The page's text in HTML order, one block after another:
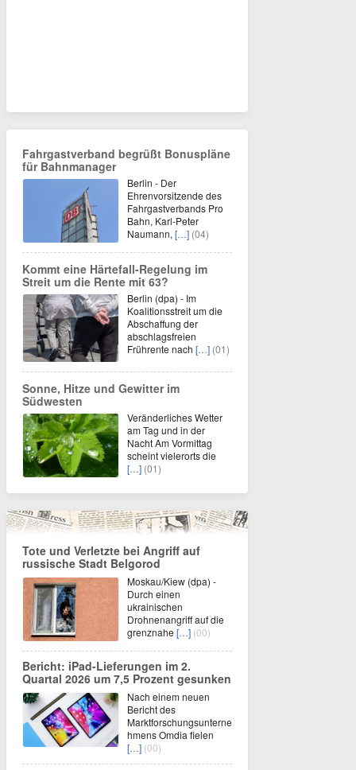
Fahrgastverband begrüßt Bonuspläne
für Bahnmanager
Berlin - Der
Ehrenvorsitzende des
Fahrgastverbands Pro
Bahn, Karl-Peter
Naumann, […] (04)
Kommt eine Härtefall-Regelung im
Streit um die Rente mit 63?
Berlin (dpa) - Im
Koalitionsstreit um die
Abschaffung der
abschlagsfreien
Frührente nach […] (01)
Sonne, Hitze und Gewitter im
Südwesten
Veränderliches Wetter
am Tag und in der
Nacht Am Vormittag
scheint vielerorts die
[…] (01)
Tote und Verletzte bei Angriff auf
russische Stadt Belgorod
Moskau/Kiew (dpa) -
Durch einen
ukrainischen
Drohnenangriff auf die
grenznahe […] (00)
Bericht: iPad-Lieferungen im 2.
Quartal 2026 um 7,5 Prozent gesunken
Nach einem neuen
Bericht des
Marktforschungsunterne
hmens Omdia fielen
[…] (00)